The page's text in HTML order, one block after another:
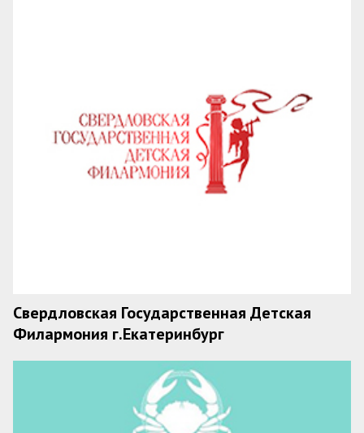
Свердловская Государственная Детская
Филармония г.Екатеринбург